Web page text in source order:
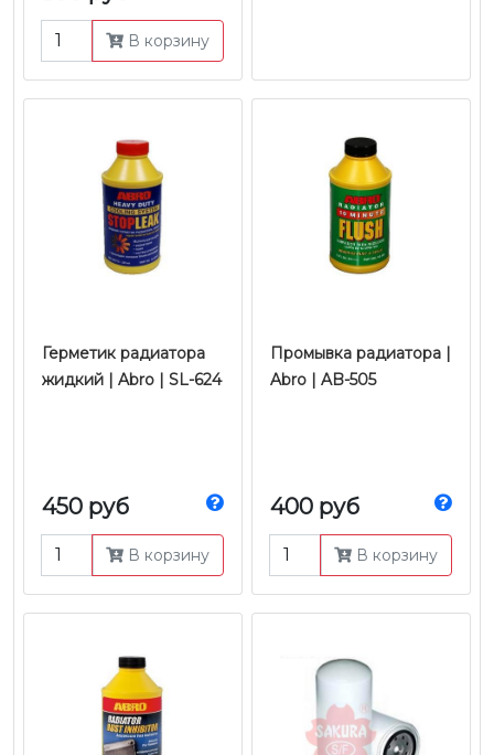
В корзину
Герметик радиатора
жидкий | Abro | SL-624
450 руб
В корзину
Промывка радиатора |
Abro | AB-505
400 руб
В корзину